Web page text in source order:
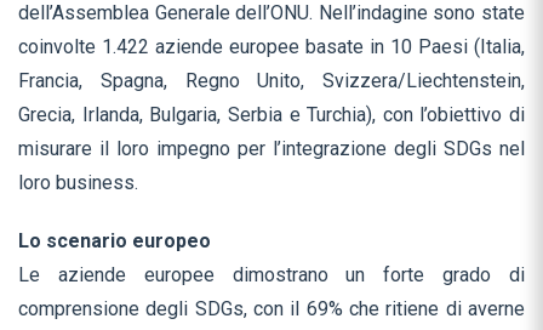
dell’Assemblea Generale dell’ONU. Nell’indagine sono state
coinvolte 1.422 aziende europee basate in 10 Paesi (Italia,
Francia, Spagna, Regno Unito, Svizzera/Liechtenstein,
Grecia, Irlanda, Bulgaria, Serbia e Turchia), con l’obiettivo di
misurare il loro impegno per l’integrazione degli SDGs nel
loro business.
Lo scenario europeo
Le aziende europee dimostrano un forte grado di
comprensione degli SDGs, con il 69% che ritiene di averne